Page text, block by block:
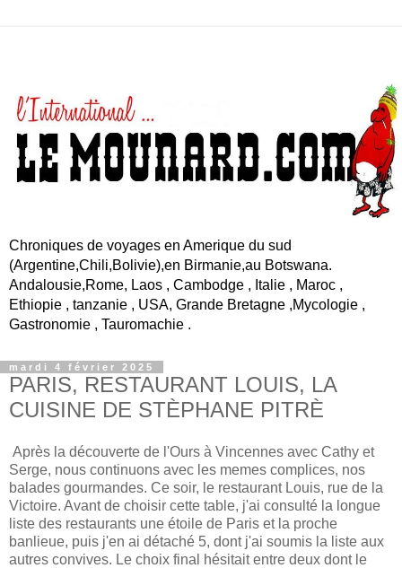
Chroniques de voyages en Amerique du sud
(Argentine,Chili,Bolivie),en Birmanie,au Botswana.
Andalousie,Rome, Laos , Cambodge , Italie , Maroc ,
Ethiopie , tanzanie , USA, Grande Bretagne ,Mycologie ,
Gastronomie , Tauromachie .
mardi 4 février 2025
PARIS, RESTAURANT LOUIS, LA
CUISINE DE STÈPHANE PITRÈ
Après la découverte de l'Ours à Vincennes avec Cathy et
Serge, nous continuons avec les memes complices, nos
balades gourmandes. Ce soir, le restaurant Louis, rue de la
Victoire. Avant de choisir cette table, j'ai consulté la longue
liste des restaurants une étoile de Paris et la proche
banlieue, puis j'en ai détaché 5, dont j'ai soumis la liste aux
autres convives. Le choix final hésitait entre deux dont le